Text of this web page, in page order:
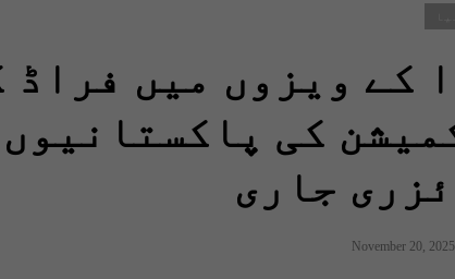
کے ویزوں میں فراڈ
کی
جاری
November 20, 2025